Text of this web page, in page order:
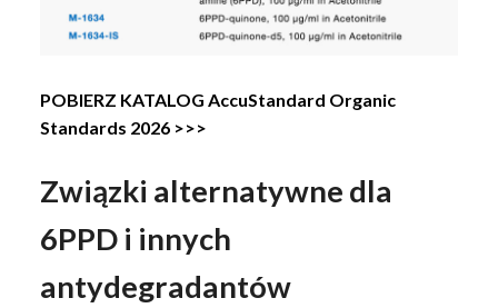
POBIERZ KATALOG AccuStandard Organic
Standards 2026 >>>
Związki alternatywne dla
6PPD i innych
antydegradantów